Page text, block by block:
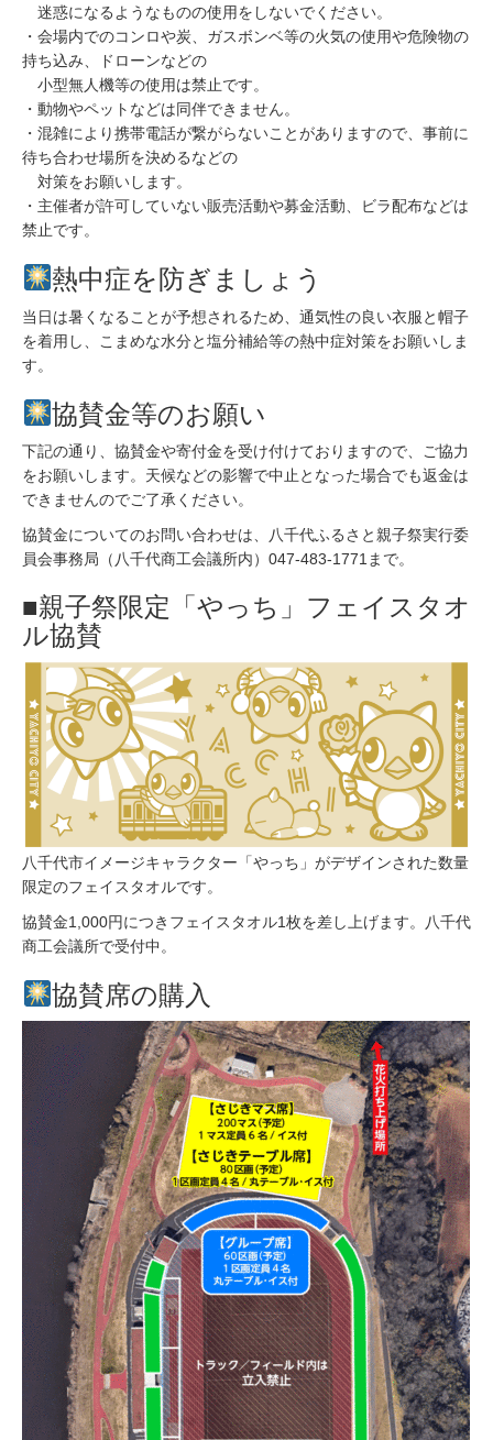
迷惑になるようなものの使用をしないでください。
・会場内でのコンロや炭、ガスボンベ等の火気の使用や危険物の
持ち込み、ドローンなどの
小型無人機等の使用は禁止です。
・動物やペットなどは同伴できません。
・混雑により携帯電話が繋がらないことがありますので、事前に
待ち合わせ場所を決めるなどの
対策をお願いします。
・主催者が許可していない販売活動や募金活動、ビラ配布などは
禁止です。
熱中症を防ぎましょう
当日は暑くなることが予想されるため、通気性の良い衣服と帽子
を着用し、こまめな水分と塩分補給等の熱中症対策をお願いしま
す。
協賛金等のお願い
下記の通り、協賛金や寄付金を受け付けておりますので、ご協力
をお願いします。天候などの影響で中止となった場合でも返金は
できませんのでご了承ください。
協賛金についてのお問い合わせは、八千代ふるさと親子祭実行委
員会事務局（八千代商工会議所内）047-483-1771まで。
■親子祭限定「やっち」フェイスタオ
ル協賛
八千代市イメージキャラクター「やっち」がデザインされた数量
限定のフェイスタオルです。
協賛金1,000円につきフェイスタオル1枚を差し上げます。八千代
商工会議所で受付中。
協賛席の購入